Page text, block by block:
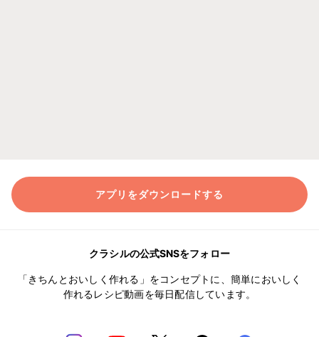
アプリをダウンロードする
クラシルの公式SNSをフォロー
「きちんとおいしく作れる」をコンセプトに、簡単においしく
作れるレシピ動画を毎日配信しています。